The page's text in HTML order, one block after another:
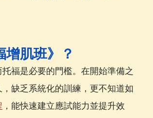
肌班》？
福是必要的門檻。在開始準備之
缺乏系統化的訓練，更不知道如
，能快速建立應試能力並提升效